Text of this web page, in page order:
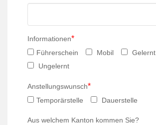
Informationen*
Führerschein Mobil
Gelernt
Ungelernt
Anstellungswunsch*
Temporärstelle Dauerstelle
Aus welchem Kanton kommen Sie?